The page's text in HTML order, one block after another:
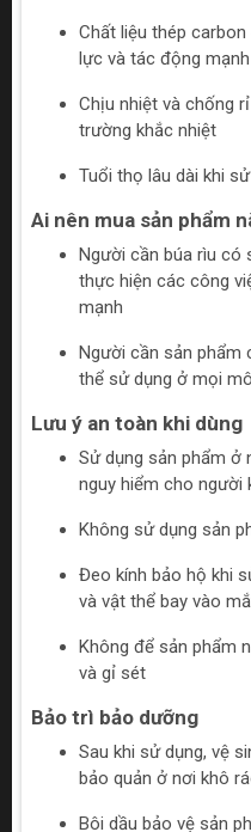
Chất liệu thép
lực và tác động mạnh
Chịu nhiệt và chống
trường khắc nhiệt
Tuổi thọ lâu dài khi
Ai nên mua sản phẩm
Người cần búa rìu
thực hiện các công
mạnh
Người cần sản
thể sử dụng ở mọi
Lưu ý an toàn khi dùng
Sử dụng sản phẩm ở
nguy hiểm cho người
Không sử dụng sản
Đeo kính bảo hộ khi
và vật thể bay vào
Không để sản phẩm
và gỉ sét
Bảo trì bảo dưỡng
Sau khi sử dụng, vệ
bảo quản ở nơi khô
Bôi dầu bảo vệ sản